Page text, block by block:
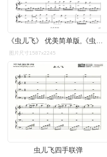
图片尺寸1587x2245
虫儿飞四手联弹